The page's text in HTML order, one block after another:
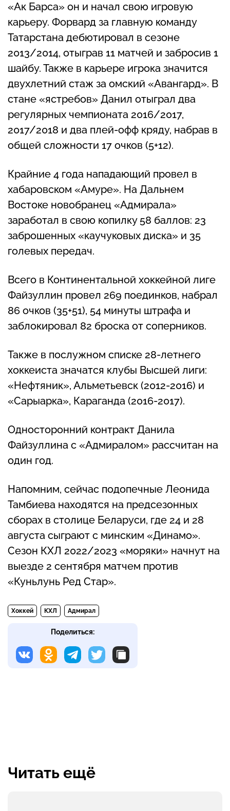
«Ак Барса» он и начал свою игровую
карьеру. Форвард за главную команду
Татарстана дебютировал в сезоне
2013/2014, отыграв 11 матчей и забросив 1
шайбу. Также в карьере игрока значится
двухлетний стаж за омский «Авангард». В
стане «ястребов» Данил отыграл два
регулярных чемпионата 2016/2017,
2017/2018 и два плей-офф кряду, набрав в
общей сложности 17 очков (5+12).
Крайние 4 года нападающий провел в
хабаровском «Амуре». На Дальнем
Востоке новобранец «Адмирала»
заработал в свою копилку 58 баллов: 23
заброшенных «каучуковых диска» и 35
голевых передач.
Всего в Континентальной хоккейной лиге
Файзуллин провел 269 поединков, набрал
86 очков (35+51), 54 минуты штрафа и
заблокировал 82 броска от соперников.
Также в послужном списке 28-летнего
хоккеиста значатся клубы Высшей лиги:
«Нефтяник», Альметьевск (2012-2016) и
«Сарыарка», Караганда (2016-2017).
Односторонний контракт Данила
Файзуллина с «Адмиралом» рассчитан на
один год.
Напомним, сейчас подопечные Леонида
Тамбиева находятся на предсезонных
сборах в столице Беларуси, где 24 и 28
августа сыграют с минским «Динамо».
Сезон КХЛ 2022/2023 «моряки» начнут на
выезде 2 сентября матчем против
«Куньлунь Ред Стар».
Хоккей КХЛ Адмирал
Поделиться:
Читать ещё